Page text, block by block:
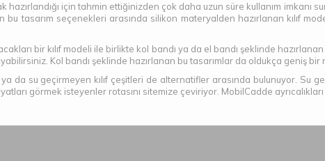
hazırlandığı için tahmin ettiğinizden çok daha uzun süre kullanım imkanı
bu tasarım seçenekleri arasında silikon materyalden hazırlanan kılıf
bir kılıf modeli ile birlikte kol bandı ya da el bandı şeklinde
Kol bandı şeklinde hazırlanan bu tasarımlar da oldukça geniş bir
ya da su geçirmeyen kılıf çeşitleri de alternatifler arasında bulunuyor. Su
görmek isteyenler rotasını sitemize çeviriyor. MobilCadde ayrıcalıkları